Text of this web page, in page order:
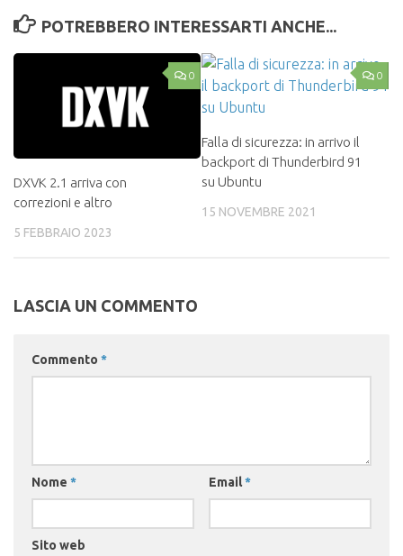
POTREBBERO INTERESSARTI ANCHE...
0
DXVK 2.1 arriva con
correzioni e altro
5 FEBBRAIO 2023
0
Falla di sicurezza: in arrivo il
backport di Thunderbird 91
su Ubuntu
15 NOVEMBRE 2021
LASCIA UN COMMENTO
Commento *
Nome * Email*
Sito web